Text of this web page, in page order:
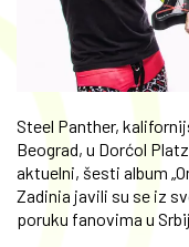
Steel Panther,
Beograd, u Dorćol
aktuelni, šesti album
Zadinia javili su se iz
poruku fanovima u